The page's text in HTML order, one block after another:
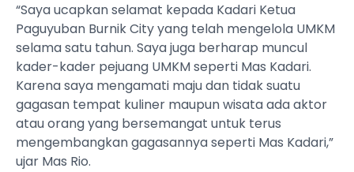
“Saya ucapkan selamat kepada Kadari Ketua
Paguyuban Burnik City yang telah mengelola UMKM
selama satu tahun. Saya juga berharap muncul
kader-kader pejuang UMKM seperti Mas Kadari.
Karena saya mengamati maju dan tidak suatu
gagasan tempat kuliner maupun wisata ada aktor
atau orang yang bersemangat untuk terus
mengembangkan gagasannya seperti Mas Kadari,”
ujar Mas Rio.